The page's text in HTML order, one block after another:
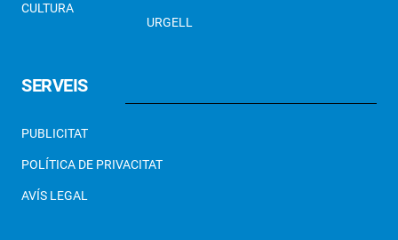
CULTURA
URGELL
SERVEIS
PUBLICITAT
POLÍTICA DE PRIVACITAT
AVÍS LEGAL